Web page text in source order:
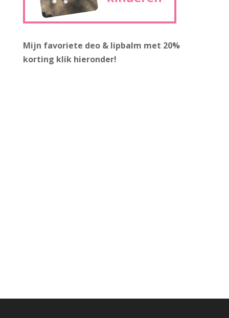
Mijn favoriete deo & lipbalm met 20%
korting klik hieronder!